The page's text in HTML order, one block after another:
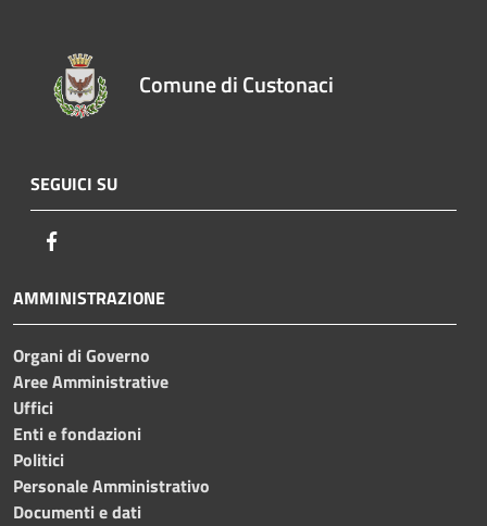
Comune di Custonaci
SEGUICI SU
AMMINISTRAZIONE
Organi di Governo
Aree Amministrative
Uffici
Enti e fondazioni
Politici
Personale Amministrativo
Documenti e dati